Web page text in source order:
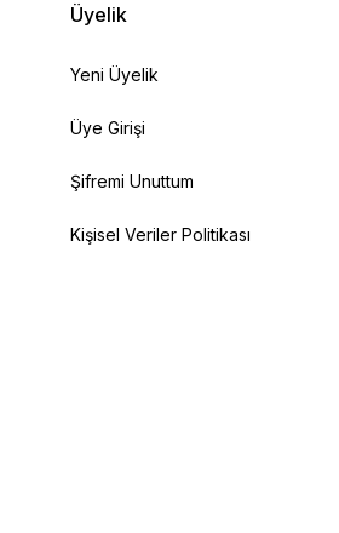
Üyelik
Yeni Üyelik
Üye Girişi
Şifremi Unuttum
Kişisel Veriler Politikası